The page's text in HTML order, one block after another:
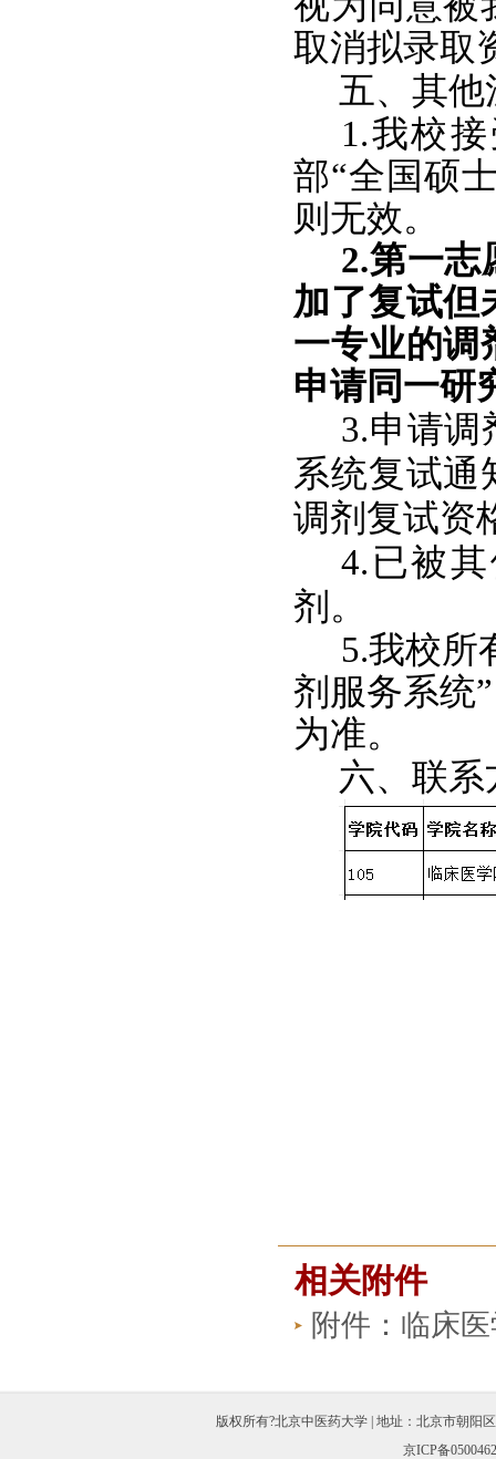
取消拟录取
五、其
1.我校
部“全国硕
则无效。
2.第一志
加了复试但
一专业的调
申请同一研
3.申请调
系统复试通
调剂复试资
4.已被
剂。
5.我校所
剂服务系统
为准。
六、联系
相关附件
附件：临床
版权所有?北京中医药大学 | 地址：北京市朝阳
京ICP备